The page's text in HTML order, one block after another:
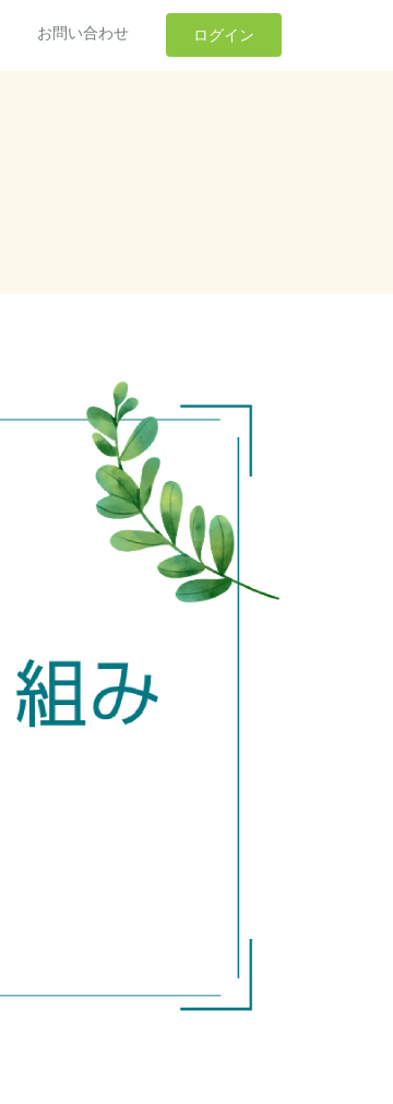
お問い合わせ ログイン